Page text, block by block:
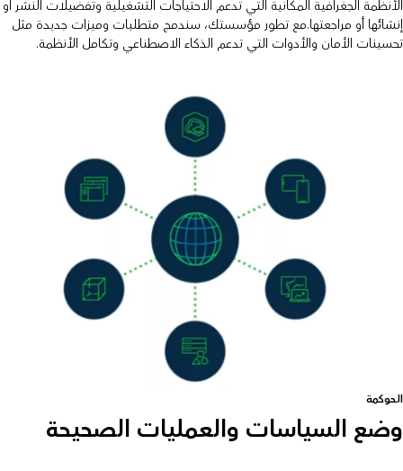
الأنظمة الجغرافية المكانية التي تدعم الاحتياجات التشغيلية وتفضيلات النشر أو
إنشائها أو مراجعتها.مع تطور مؤسستك، سندمج متطلبات وميزات جديدة مثل
تحسينات الأمان والأدوات التي تدعم الذكاء الاصطناعي وتكامل الأنظمة.
الحوكمة
وضع السياسات والعمليات الصحيحة